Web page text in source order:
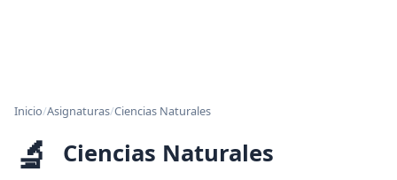
Inicio/Asignaturas/Ciencias Naturales
🔬 Ciencias Naturales